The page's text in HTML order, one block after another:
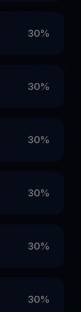
30%
30%
30%
30%
30%
30%